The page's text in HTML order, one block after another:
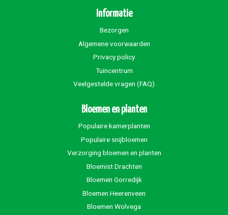
Informatie
Bezorgen
Algemene voorwaarden
Privacy policy
Tuincentrum
Veelgestelde vragen (FAQ)
Bloemen en planten
Populaire kamerplanten
Populaire snijbloemen
Verzorging bloemen en planten
Bloemist Drachten
Bloemen Gorredijk
Bloemen Heerenveen
Bloemen Wolvega